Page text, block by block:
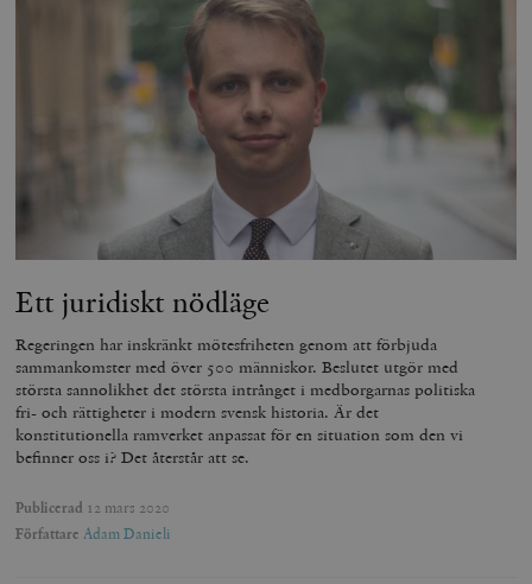
Ett juridiskt nödläge
Regeringen har inskränkt mötesfriheten genom att förbjuda
sammankomster med över 500 människor. Beslutet utgör med
största sannolikhet det största intrånget i medborgarnas politiska
fri- och rättigheter i modern svensk historia. Är det
konstitutionella ramverket anpassat för en situation som den vi
befinner oss i? Det återstår att se.
Publicerad 12 mars 2020
Författare Adam Danieli